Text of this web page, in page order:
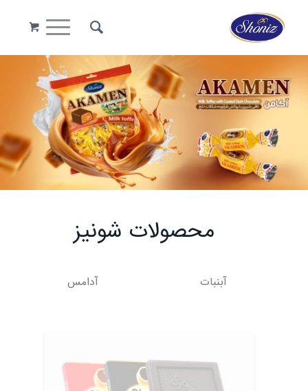
محصولات شونیز
آبنبات آدامس